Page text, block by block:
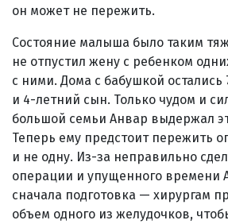
он может не пережить.
Состояние малыша было таким
не отпустил жену с ребенком
с ними. Дома с бабушкой остались
и 4-летний сын. Только чудом и
большой семьи Анвар выдержал
Теперь ему предстоит пережить
и не одну. Из-за неправильно
операции и упущенного времени
сначала подготовка — хирургам
объем одного из желудочков,